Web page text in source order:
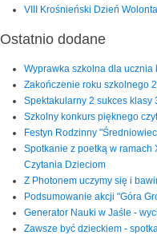
VIII Krośnieński Dzień
Ostatnio dodane
Wyprawka szkolna dla
Zakończenie roku szkolnego
Spektakularny 2 sukces klasy
Szkolny konkurs pięknego
Festyn Rodzinny
Spotkanie z poetką w ramach
Czytania Dzieciom
Z Photonem uczymy się i
Podsumowanie akcji "Góra
Generator Nauki w Jaśle -
Zawsze być dzieckiem -